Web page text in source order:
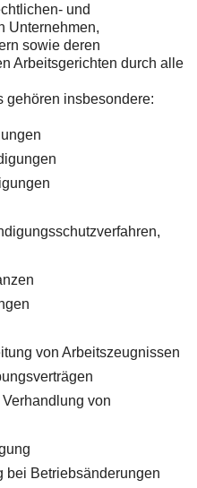
und
Unternehmen,
sowie deren
Arbeitsgerichten durch alle
gehören insbesondere:
von Arbeitszeugnissen
von
bei Betriebsänderungen